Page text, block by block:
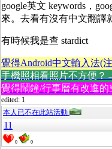
google英文 keywords，
來。去看有沒有中文翻譯
有時候我是查 stardict
覺得Android中文輸入法(
手機照相看照片不方便？
覺得鬧鐘/行事曆有改進
edited: 1
本人已不在此站活動
11
0 0